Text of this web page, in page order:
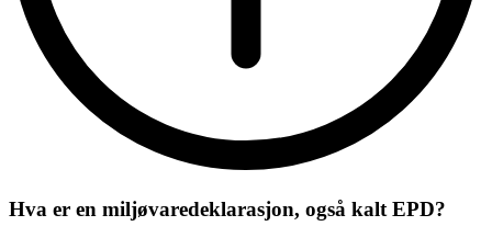
Hva er en miljøvaredeklarasjon, også kalt EPD?